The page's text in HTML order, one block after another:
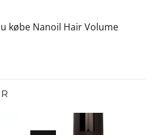
købe Nanoil Hair Volume